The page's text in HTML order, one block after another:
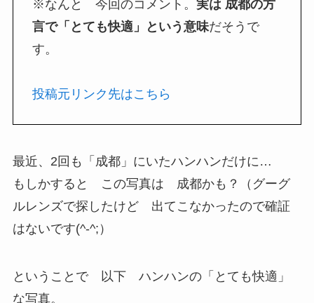
※なんと 今回のコメント。 実は 成都の方
言で「とても快適」という意味だそうで
す。
投稿元リンク先はこちら
最近、2回も「成都」にいたハンハンだけに…
もしかすると この写真は 成都かも？（グーグ
ルレンズで探したけど 出てこなかったので確証
はないです(^-^;）
ということで 以下 ハンハンの「とても快適」
な写真。